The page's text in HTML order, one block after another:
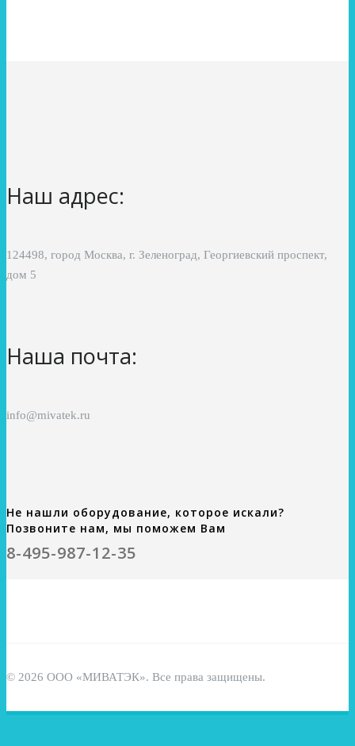
Наш адрес:
124498, город Москва, г. Зеленоград, Георгиевский проспект,
дом 5
Наша почта:
info@mivatek.ru
Не нашли оборудование, которое искали?
Позвоните нам, мы поможем Вам
8-495-987-12-35
© 2026 ООО «МИВАТЭК». Все права защищены.